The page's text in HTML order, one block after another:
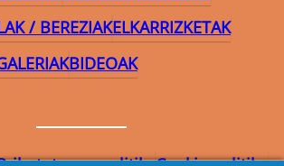
/ BEREZIAKELKARRIZKETAK
BIDEOAK